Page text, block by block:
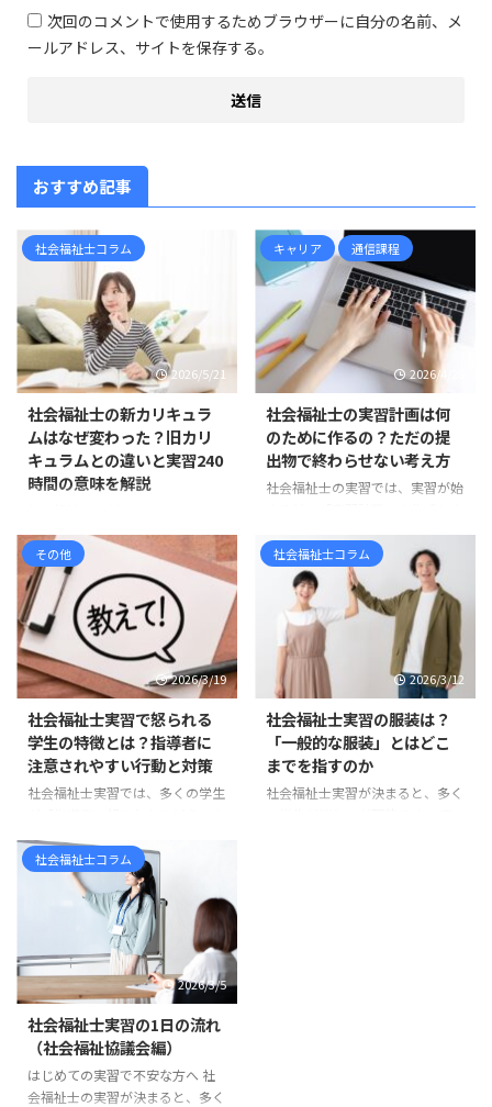
次回のコメントで使用するためブラウザーに自分の名前、メ
ールアドレス、サイトを保存する。
おすすめ記事
社会福祉士コラム
2026/5/21
社会福祉士の新カリキュラ
ムはなぜ変わった？旧カリ
キュラムとの違いと実習240
時間の意味を解説
すでに現在の標準です 社会福祉
士を目指して情報収集をしている
と、 「新カリキュラム」「旧カ
リキュラム」「相談援助実習」
「ソーシャルワーク実習」「実習
180時間」「実習240時間」 とい
った言葉が出てきて、混乱してし
まう方も多いのではないでしょう
か。 まず整理しておくと、社会
福祉士の新カリキュラムは、令和
3年度、つまり2021年度入学者か
ら順次導入されています。 ま
た、国家試験については、令和6
れた第37回社会福祉士国家試験
から、新しい試験科目が ...
キャリア 通信課程
2026/4/28
社会福祉士の実習計画は何
のために作るの？ただの提
出物で終わらせない考え方
社会福祉士の実習では、実習が始
す。 しかし、実習計画について、
「学校のカリキュラムに入ってい
るから作るもの」「とりあえず提
出しなければならないもの」「何
を書けばよいのか分からないけれ
ど、形だけ整えるもの」 と感じ
ている方も多いのではないでしょ
うか。 たしかに、実習計画は学
つです。そのため、どうして
も“課題”や“提出物”として捉えら
れがちです。 しかし実際には、
実習計画には思っている以上に大
その他
2026/3/19
社会福祉士実習で怒られる
学生の特徴とは？指導者に
注意されやすい行動と対策
社会福祉士実習では、多くの学生
う」と不安に感じます。 実際、
実習中に指導を受ける場面は少な
くありません。しかし、その多く
は能力の問題ではなく、基本的な
姿勢やマナーに関するものです。
実習先の職員は、学生を厳しく指
導したいわけではありません。む
しろ「福祉職として大切な姿勢」
ら指導しています。 この記事で
は、社会福祉士実習で指導を受け
やすい学生の特徴と、実習前に意
識しておきたいポイントを紹介し
社会福祉士コラム
2026/3/12
社会福祉士実習の服装は？
「一般的な服装」とはどこ
までを指すのか
社会福祉士実習が決まると、多く
社会福祉士コラム
2026/3/5
社会福祉士実習の1日の流れ
（社会福祉協議会編）
はじめての実習で不安な方へ 社
会福祉士の実習が決まると、多く